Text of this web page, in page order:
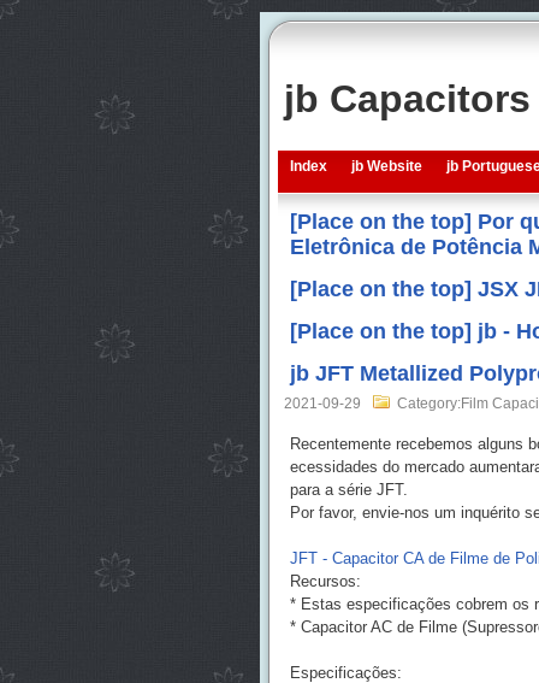
jb
Index jb Website jb
[Place on the top] Por
Eletrônica de Potência
[Place on the top] JSX
[Place on the top] jb -
jb JFT Metallized
2021-09-29 Category:Film
Recentemente recebemos alguns
ecessidades do mercado
para a série JFT.
Por favor, envie-nos um inquérito
JFT - Capacitor CA de Filme de
Recursos:
* Estas especificações cobrem os
* Capacitor AC de Filme
Especificações: